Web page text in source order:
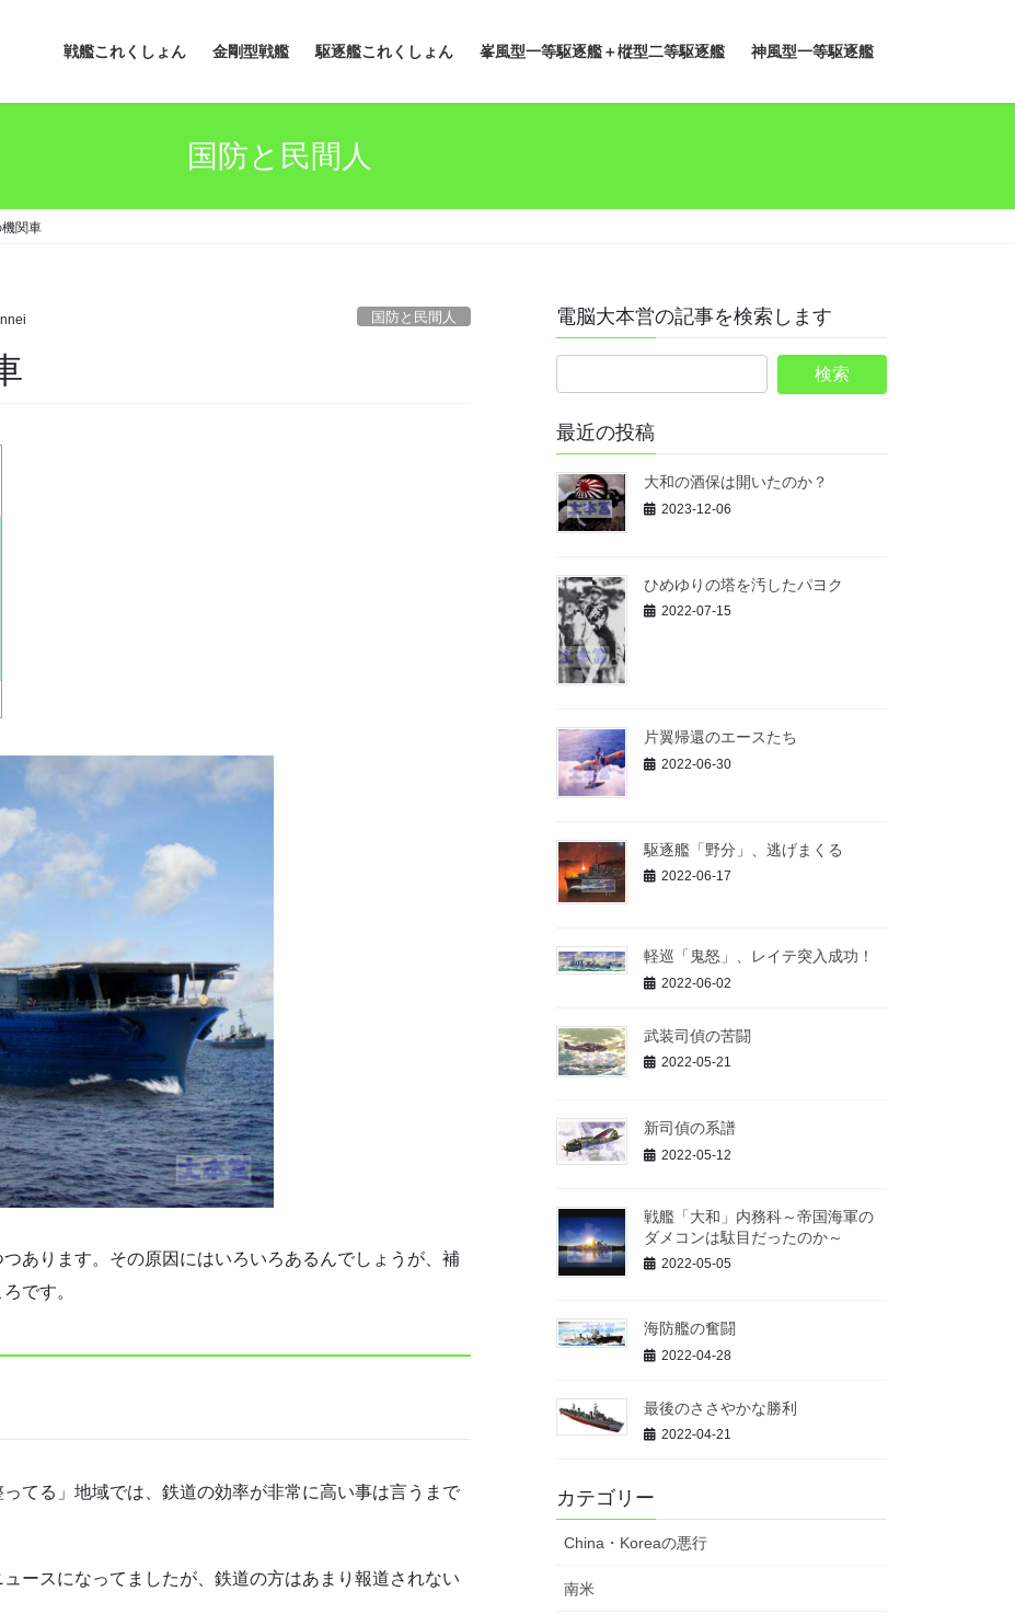
戦艦これくしょん 金剛型戦艦 駆逐艦これくしょん 峯風型一等駆逐艦＋樅型二等駆逐艦 神風型一等駆逐艦
国防と民間人
関車
国防と民間人
あります。その原因にはいろいろあるんでしょうが、補
です。
てる」地域では、鉄道の効率が非常に高い事は言うまで
ースになってましたが、鉄道の方はあまり報道されない
電脳大本営の記事を検索します
最近の投稿
大和の酒保は開いたのか？
2023-12-06
ひめゆりの塔を汚したパヨク
2022-07-15
片翼帰還のエースたち
2022-06-30
駆逐艦「野分」、逃げまくる
2022-06-17
軽巡「鬼怒」、レイテ突入成功！
2022-06-02
武装司偵の苦闘
2022-05-21
新司偵の系譜
2022-05-12
戦艦「大和」内務科～帝国海軍の
ダメコンは駄目だったのか～
2022-05-05
海防艦の奮闘
2022-04-28
最後のささやかな勝利
2022-04-21
カテゴリー
China・Koreaの悪行
南米